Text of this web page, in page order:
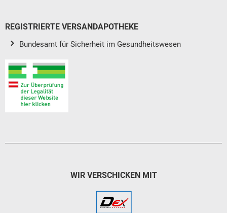
REGISTRIERTE VERSANDAPOTHEKE
Bundesamt für Sicherheit im Gesundheitswesen
WIR VERSCHICKEN MIT